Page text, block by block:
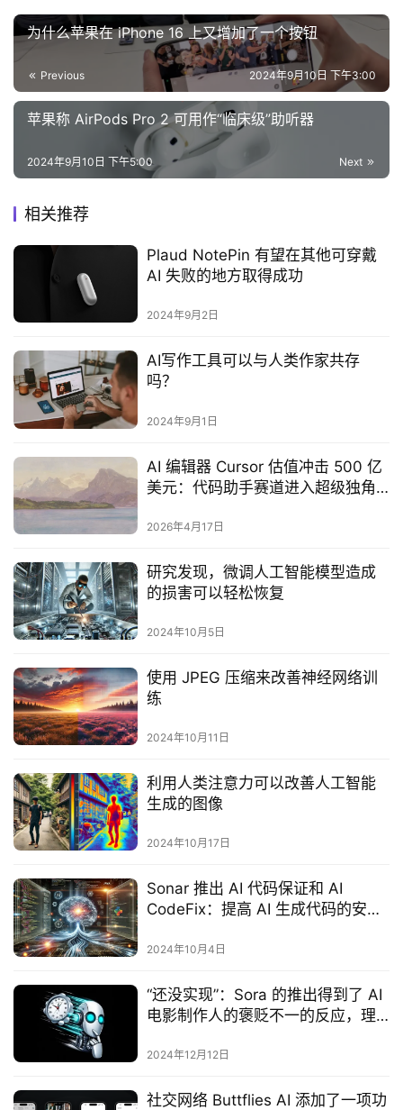
为什么苹果在 iPhone 16 上又增加了一个按钮
Previous 2024年9月10日 下午3:00
苹果称 AirPods Pro 2 可用作“临床级”助听器
Next
2024年9月10日 下午5:00
相关推荐
Plaud NotePin 有望在其他可穿戴
AI 失败的地方取得成功
2024年9月2日
AI写作工具可以与人类作家共存
吗？
2024年9月1日
AI 编辑器 Cursor 估值冲击 500 亿
美元：代码助手赛道进入超级独角
2026年4月17日
研究发现，微调人工智能模型造成
的损害可以轻松恢复
2024年10月5日
使用 JPEG 压缩来改善神经网络训
练
2024年10月11日
利用人类注意力可以改善人工智能
生成的图像
2024年10月17日
Sonar 推出 AI 代码保证和 AI
CodeFix：提高 AI 生成代码的安全
2024年10月4日
“还没实现”：Sora 的推出得到了 AI
电影制作人的褒贬不一的反应，理
2024年12月12日
社交网络 Buttflies AI 添加了一项功